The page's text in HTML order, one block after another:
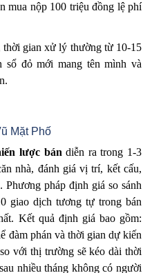
mua nộp 100 triệu đồng lệ phí
thời gian xử lý thường từ 10-15
sổ đỏ mới mang tên mình và
Mặt Phố
lược bán diễn ra trong 1-3
nhà, đánh giá vị trí, kết cấu,
pháp định giá so sánh
giao dịch tương tự trong bán
Kết quả định giá bao gồm:
đàm phán và thời gian dự kiến
với thị trường sẽ kéo dài thời
nhiều tháng không có người